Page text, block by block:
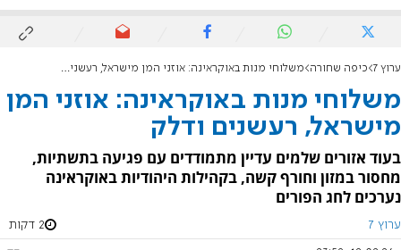
ערוץ 7 כיפה שחורה משלוחי מנות באוקראינה: אוזני המן מישראל, רעשנים ודלק
משלוחי מנות באוקראינה: אוזני המן
מישראל, רעשנים ודלק
בעוד אזורים שלמים עדיין מתמודדים עם פגיעה בתשתיות,
מחסור במזון וחורף קשה, בקהילות היהודיות באוקראינה
נערכים לחג הפורים
ערוץ 7 2 דקות